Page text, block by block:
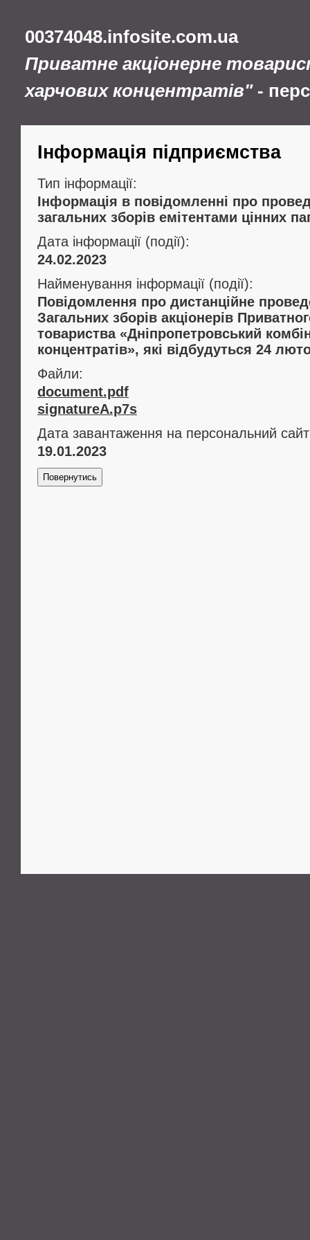
00374048.infosite.com.ua
Приватне акціонерне
харчових концентратів"-
Інформація підприємства
Тип інформації:
Інформація в повідомленні про
загальних зборів емітентами цінних
Дата інформації (події):
24.02.2023
Найменування інформації (події):
Повідомлення про дистанційне
Загальних зборів акціонерів
товариства «Дніпропетровський
концентратів», які відбудуться 24
Файли:
document.pdf
signatureA.p7s
Дата завантаження на персональний
19.01.2023
Повернутись